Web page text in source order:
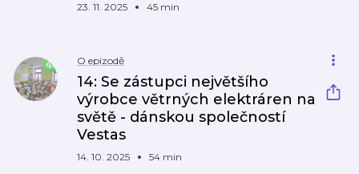
23. 11. 2025 45 min
O epizodě
14: Se zástupci největšího
výrobce větrných elektráren na
světě - dánskou společností
Vestas
14. 10. 2025 54 min